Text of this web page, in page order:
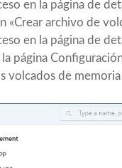
en la página de
«Crear archivo de
en la página de
página
volcados de